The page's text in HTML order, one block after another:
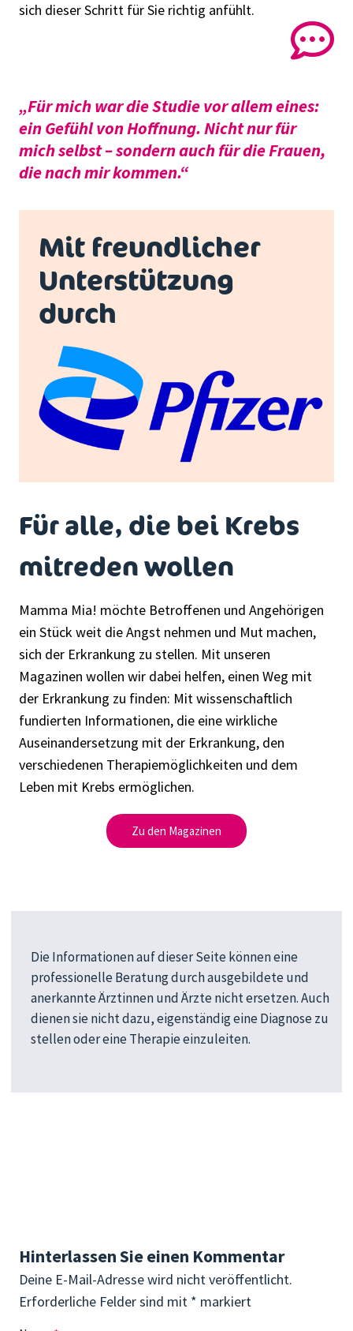
sich dieser Schritt für Sie richtig anfühlt.
„Für mich war die Studie vor allem eines:
ein Gefühl von Hoffnung. Nicht nur für
mich selbst – sondern auch für die Frauen,
die nach mir kommen.“
Mit freundlicher
Unterstützung
durch
Für alle, die bei Krebs
mitreden wollen
Mamma Mia! möchte Betroffenen und Angehörigen
ein Stück weit die Angst nehmen und Mut machen,
sich der Erkrankung zu stellen. Mit unseren
Magazinen wollen wir dabei helfen, einen Weg mit
der Erkrankung zu finden: Mit wissenschaftlich
fundierten Informationen, die eine wirkliche
Auseinandersetzung mit der Erkrankung, den
verschiedenen Therapiemöglichkeiten und dem
Leben mit Krebs ermöglichen.
Zu den Magazinen
Die Informationen auf dieser Seite können eine
professionelle Beratung durch ausgebildete und
anerkannte Ärztinnen und Ärzte nicht ersetzen. Auch
dienen sie nicht dazu, eigenständig eine Diagnose zu
stellen oder eine Therapie einzuleiten.
Hinterlassen Sie einen Kommentar
Deine E-Mail-Adresse wird nicht veröffentlicht.
Erforderliche Felder sind mit * markiert